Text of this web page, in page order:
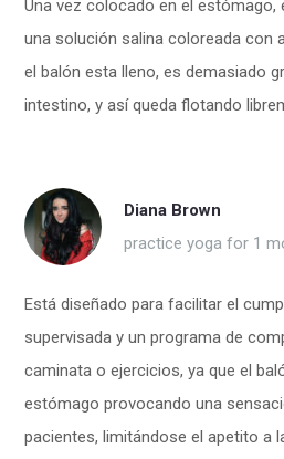
Una vez colocado en el estómago,
una solución salina coloreada con
el balón esta lleno, es demasiado
intestino, y así queda flotando
Diana Brown
practice yoga for 1
Está diseñado para facilitar el
supervisada y un programa de
caminata o ejercicios, ya que el
estómago provocando una
pacientes, limitándose el apetito a